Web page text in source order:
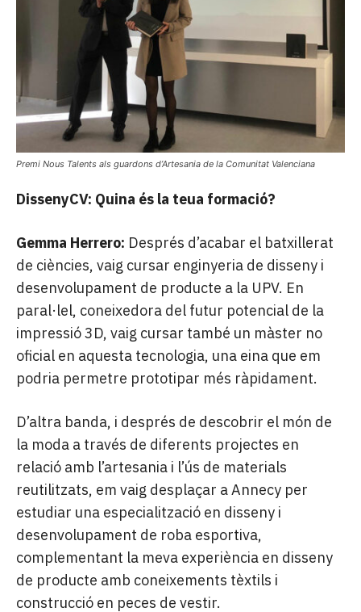
Premi Nous Talents als guardons d’Artesania de la Comunitat Valenciana
DissenyCV: Quina és la teua formació?
Gemma Herrero: Després d’acabar el batxillerat
de ciències, vaig cursar enginyeria de disseny i
desenvolupament de producte a la UPV. En
paral·lel, coneixedora del futur potencial de la
impressió 3D, vaig cursar també un màster no
oficial en aquesta tecnologia, una eina que em
podria permetre prototipar més ràpidament.
D’altra banda, i després de descobrir el món de
la moda a través de diferents projectes en
relació amb l’artesania i l’ús de materials
reutilitzats, em vaig desplaçar a Annecy per
estudiar una especialització en disseny i
desenvolupament de roba esportiva,
complementant la meva experiència en disseny
de producte amb coneixements tèxtils i
construcció en peces de vestir.